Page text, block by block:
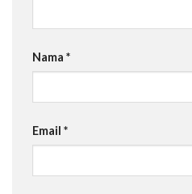
Nama *
Email *